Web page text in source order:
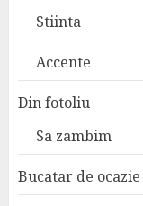
Stiinta
Accente
Din fotoliu
Sa zambim
Bucatar de ocazie